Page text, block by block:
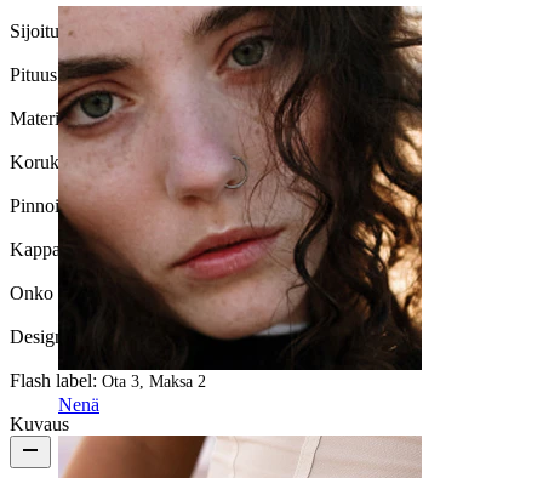
Nenä
Sijoitus: Korvalehti, Helix, Conch
Pituus: 6 mm
Materiaali:Titaani
Korukiven väri:
Pinnoite:PVD pinnoitus
Kappalemäärä:
Onko koru pinnoitettu?:Kyllä, koko koru
Design Height:
Flash label: Ota 3, Maksa 2
Kuvaus